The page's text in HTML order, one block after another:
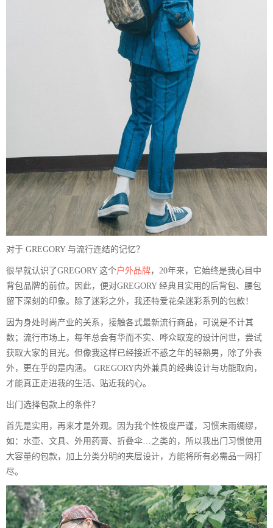
对于 GREGORY 与流行连结的记忆？
很早就认识了GREGORY 这个户外品牌，20年来，它始终是我心目中
背包品牌的前位。因此，便对GREGORY 经典且实用的后背包、腰包
留下深刻的印象。除了迷彩之外，我还特爱花朵迷彩系列的包款！
因为身处时尚产业的关系，接触各式最新流行商品，可说是不计其
数；流行市场上，每年总会有华而不实、哗众取宠的设计问世，尝试
获取大家的目光。但像我这样已经接近不惑之年的轻熟男，除了外表
外，更在乎的是内涵。 GREGORY内外兼具的经典设计与功能取向，
才能真正走进我的生活、贴近我的心。
出门选择包款上的条件？
首先是实用，再来才是外观。因为我个性极度严谨，习惯未雨绸缪，
如：水壶、文具、外用药膏、折叠伞…之类的，所以我出门习惯使用
大容量的包款，加上分类分明的夹层设计，方能将所有必需品一网打
尽。